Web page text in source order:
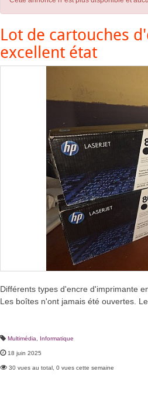
Lot de cartouches
excellent état
Différents types d'encre d'imprimante
Les boîtes n'ont jamais été ouvertes.
Multimédia Informatique
18 juin 2025
30 vues au total, 0 vues cette semaine